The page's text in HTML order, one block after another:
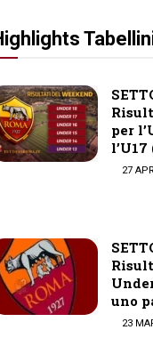
per
27
uno
23